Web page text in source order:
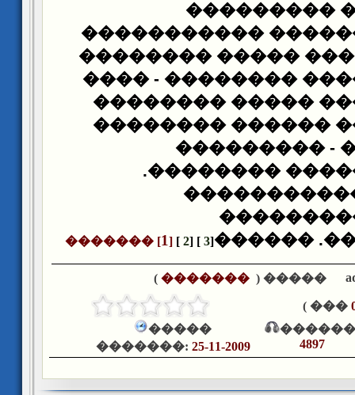
��������� ������
������������
�������� �����
������
��������
������� ����
��������.
22������
������� [1] [ 2] [ 3]
����� (
�������
)
��� )
�����
�������: 25-11-2009
4897